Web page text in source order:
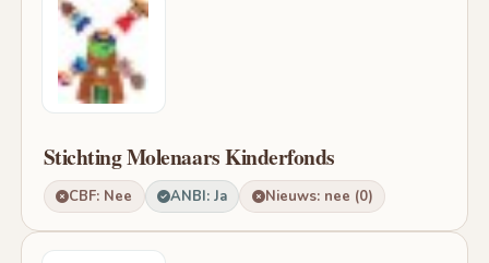
Stichting Molenaars Kinderfonds
CBF: Nee ANBI: Ja Nieuws: nee (0)